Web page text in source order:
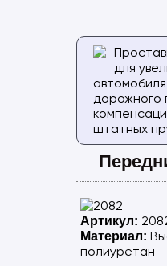
для
дорожного
штатных
Артикул:
Материал:
полиуретан